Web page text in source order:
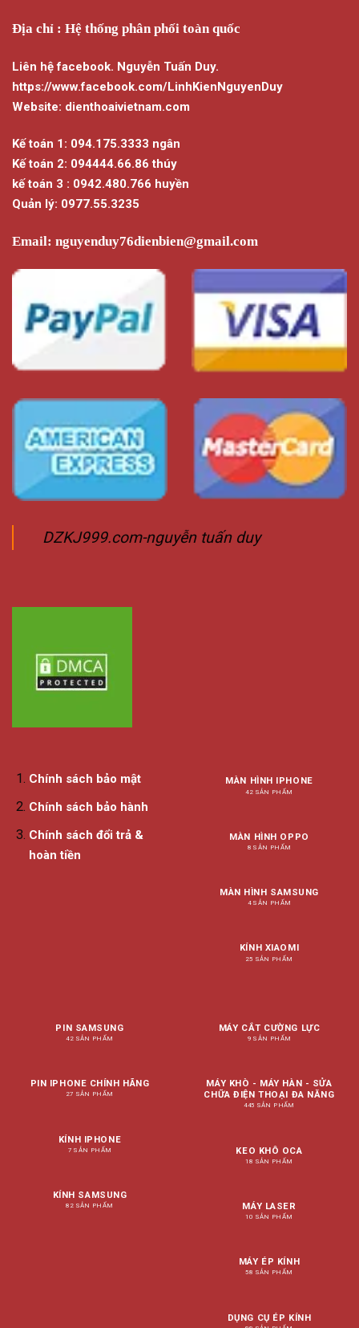
Địa chỉ : Hệ thống phân phối toàn quốc
Liên hệ facebook. Nguyễn Tuấn Duy.
https://www.facebook.com/LinhKienNguyenDuy
Website: dienthoaivietnam.com
Kế toán 1: 094.175.3333 ngân
Kế toán 2: 094444.66.86 thúy
kế toán 3 : 0942.480.766 huyền
Quản lý: 0977.55.3235
Email: nguyenduy76dienbien@gmail.com
DZKJ999.com-nguyễn tuấn duy
Chính sách bảo mật
Chính sách bảo hành
Chính sách đổi trả &
hoàn tiền
MÀN HÌNH IPHONE
42 SẢN PHẨM
MÀN HÌNH OPPO
8 SẢN PHẨM
MÀN HÌNH SAMSUNG
4 SẢN PHẨM
KÍNH XIAOMI
25 SẢN PHẨM
PIN SAMSUNG
42 SẢN PHẨM
PIN IPHONE CHÍNH HÃNG
27 SẢN PHẨM
KÍNH IPHONE
7 SẢN PHẨM
KÍNH SAMSUNG
82 SẢN PHẨM
MÁY CẮT CƯỜNG LỰC
9 SẢN PHẨM
MÁY KHÒ - MÁY HÀN - SỬA
CHỮA ĐIỆN THOẠI ĐA NĂNG
445 SẢN PHẨM
KEO KHÔ OCA
18 SẢN PHẨM
MÁY LASER
10 SẢN PHẨM
MÁY ÉP KÍNH
58 SẢN PHẨM
DỤNG CỤ ÉP KÍNH